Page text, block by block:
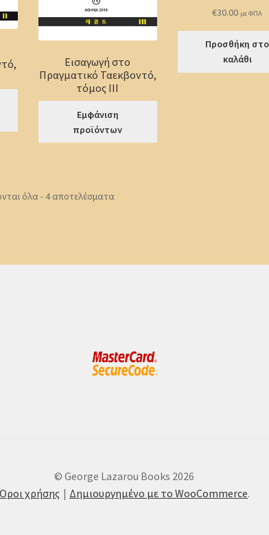
Εισαγωγή στο
Πραγματικό Ταεκβοντό,
τόμος ΙΙΙ
Εμφάνιση
προϊόντων
€30.00 με ΦΠΑ
Προσθήκη στο
καλάθι
όλα - 4 αποτελέσματα
© George Lazarou Books 2026
χρήσης
Δημιουργημένο με το WooCommerce.